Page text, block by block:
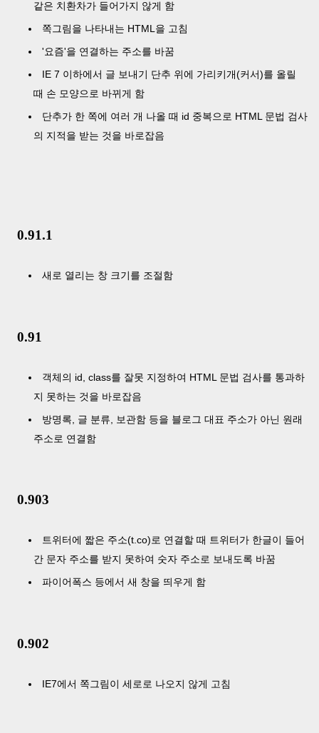
같은 치환차가 들어가지 않게 함
쪽그림을 나타내는 HTML을 고침
'요즘'을 연결하는 주소를 바꿈
IE 7 이하에서 글 보내기 단추 위에 가리키개(커서)를 올릴
때 손 모양으로 바뀌게 함
단추가 한 쪽에 여러 개 나올 때 id 중복으로 HTML 문법 검사
의 지적을 받는 것을 바로잡음
0.91.1
새로 열리는 창 크기를 조절함
0.91
객체의 id, class를 잘못 지정하여 HTML 문법 검사를 통과하
지 못하는 것을 바로잡음
방명록, 글 분류, 보관함 등을 블로그 대표 주소가 아닌 원래
주소로 연결함
0.903
트위터에 짧은 주소(t.co)로 연결할 때 트위터가 한글이 들어
간 문자 주소를 받지 못하여 숫자 주소로 보내도록 바꿈
파이어폭스 등에서 새 창을 띄우게 함
0.902
IE7에서 쪽그림이 세로로 나오지 않게 고침